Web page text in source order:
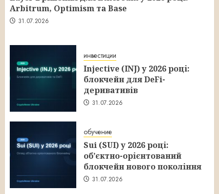
Arbitrum, Optimism та Base
31.07.2026
инвестиции
Injective (INJ) у 2026 році:
блокчейн для DeFi-
деривативів
31.07.2026
обучение
Sui (SUI) у 2026 році:
об’єктно-орієнтований
блокчейн нового покоління
31.07.2026